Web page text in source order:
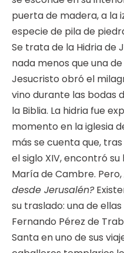
puerta de madera, a la
especie de pila de
Se trata de la Hidria de
nada menos que una
Jesucristo obró el
vino durante las bodas
la Biblia. La hidria fue
momento en la iglesia
más se cuenta que,
el siglo XIV, encontró
María de Cambre. Pero,
desde Jerusalén?
su traslado: una de
Fernando Pérez de
Santa en uno de sus